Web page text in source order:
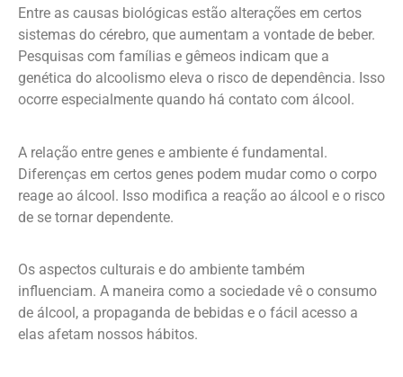
Entre as causas biológicas estão alterações em certos
sistemas do cérebro, que aumentam a vontade de beber.
Pesquisas com famílias e gêmeos indicam que a
genética do alcoolismo eleva o risco de dependência. Isso
ocorre especialmente quando há contato com álcool.
A relação entre genes e ambiente é fundamental.
Diferenças em certos genes podem mudar como o corpo
reage ao álcool. Isso modifica a reação ao álcool e o risco
de se tornar dependente.
Os aspectos culturais e do ambiente também
influenciam. A maneira como a sociedade vê o consumo
de álcool, a propaganda de bebidas e o fácil acesso a
elas afetam nossos hábitos.